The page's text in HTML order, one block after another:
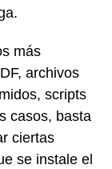
más
archivos
scripts
casos, basta
ciertas
se instale el